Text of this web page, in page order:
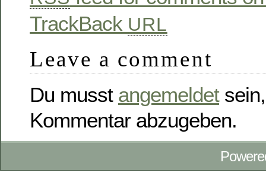
TrackBack URL
Leave a comment
Du musst angemeldet
Kommentar abzugeben.